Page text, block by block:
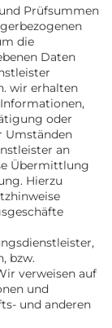
Prüfsummen
die
Daten
wir erhalten
oder
Umständen
an
Übermittlung
Hierzu
bzw.
verweisen auf
und
und anderen